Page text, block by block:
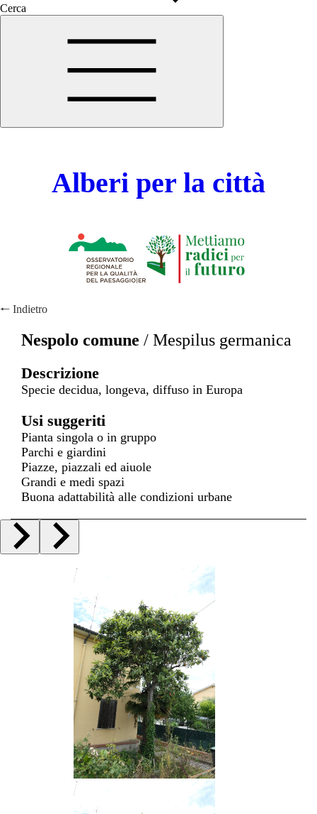
Cerca
Alberi per la città
🠐 Indietro
Nespolo comune / Mespilus germanica
Descrizione
Specie decidua, longeva, diffuso in Europa
Usi suggeriti
Pianta singola o in gruppo
Parchi e giardini
Piazze, piazzali ed aiuole
Grandi e medi spazi
Buona adattabilità alle condizioni urbane